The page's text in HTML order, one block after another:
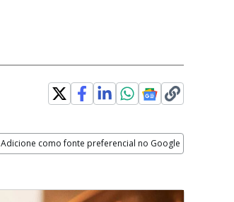
Adicione como fonte preferencial no Google